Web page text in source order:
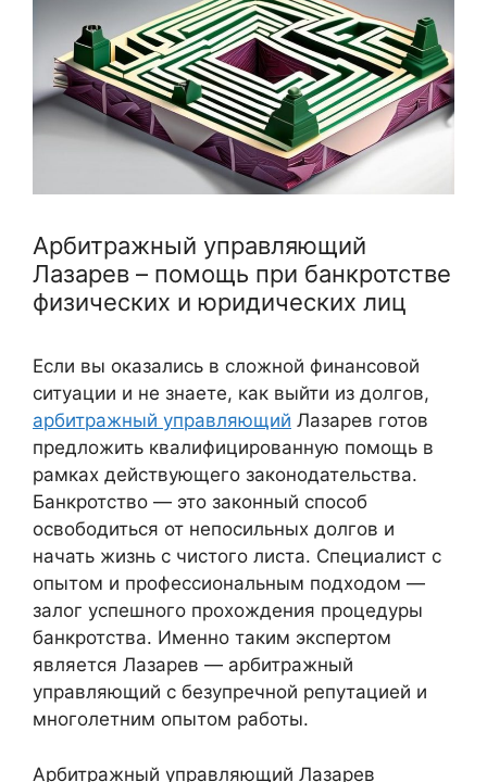
Арбитражный управляющий
Лазарев – помощь при банкротстве
физических и юридических лиц
Если вы оказались в сложной финансовой
ситуации и не знаете, как выйти из долгов,
арбитражный управляющий Лазарев готов
предложить квалифицированную помощь в
рамках действующего законодательства.
Банкротство — это законный способ
освободиться от непосильных долгов и
начать жизнь с чистого листа. Специалист с
опытом и профессиональным подходом —
залог успешного прохождения процедуры
банкротства. Именно таким экспертом
является Лазарев — арбитражный
управляющий с безупречной репутацией и
многолетним опытом работы.
Арбитражный управляющий Лазарев